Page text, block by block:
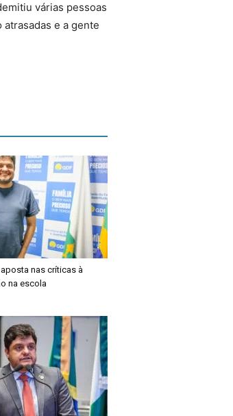
várias pessoas
e a gente
nas críticas à
na escola